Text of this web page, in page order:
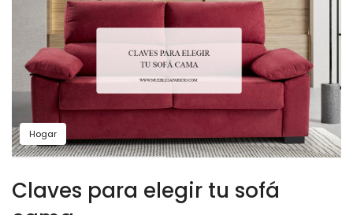
Hogar
Claves para elegir tu sofá